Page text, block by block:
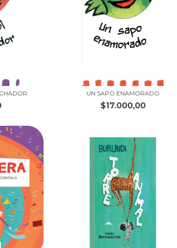
UN SAPO ENAMORADO
$17.000,00